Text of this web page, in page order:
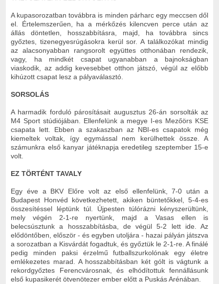
A kupasorozatban továbbra is minden párharc egy meccsen dől
el. Értelemszerűen, ha a mérkőzés kilencven perce után az
állás döntetlen, hosszabbításra, majd, ha továbbra sincs
győztes, tizenegyesrúgásokra kerül sor. A találkozókat mindig
az alacsonyabban rangsorolt együttes otthonában rendezik,
vagy, ha mindkét csapat ugyanabban a bajnokságban
viaskodik, az addig kevesebbet otthon játszó, végül az előbb
kihúzott csapat lesz a pályaválasztó.
SORSOLÁS
A harmadik forduló párosításait augusztus 26-án sorsolták az
M4 Sport stúdiójában. Ellenfelünk a megye I-es Mezőörs KSE
csapata lett. Ebben a szakaszban az NBI-es csapatok még
kiemeltek voltak, így egymással nem kerülhettek össze. A
számunkra első kanyar játéknapja eredetileg szeptember 15-e
volt.
EZ TÖRTÉNT TAVALY
Egy éve a BKV Előre volt az első ellenfelünk, 7-0 után a
Budapest Honvéd következhetett, akiken büntetőkkel, 5-4-es
összesítéssel léptünk túl. Újpesten túlórázni kényszerültünk,
mely végén 2-1-re nyertünk, majd a Vasas ellen is
belecsúsztunk a hosszabbításba, de végül 5-2 lett ide. Az
elődöntőben, először - és egyben utoljára - hazai pályán játszva
a sorozatban a Kisvárdát fogadtuk, és győztük le 2-1-re. A finálé
pedig minden paksi érzelmű futballszurkolónak egy életre
emlékezetes marad. A hosszabbításban két gólt is vágtunk a
rekordgyőztes Ferencvárosnak, és elhódítottuk fennállásunk
első kupasikerét ötvenötezer ember előtt a Puskás Arénában.